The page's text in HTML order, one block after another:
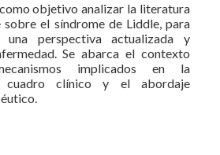
objetivo analizar la literatura
el síndrome de Liddle, para
perspectiva actualizada y
Se abarca el contexto
implicados en la
cuadro clínico y el abordaje